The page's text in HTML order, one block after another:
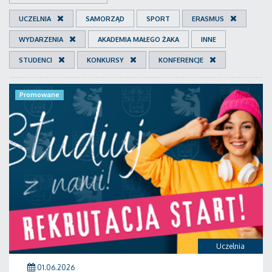
UCZELNIA SAMORZĄD SPORT ERASMUS
WYDARZENIA AKADEMIA MAŁEGO ŻAKA INNE
STUDENCI KONKURSY KONFERENCJE
Uczelnia
Promowane
01.06.2026